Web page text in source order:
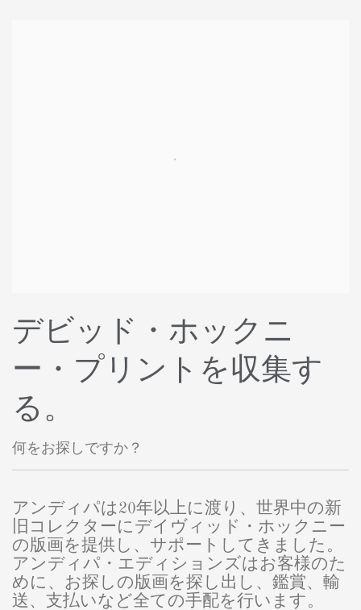
デビッド・ホックニ
ー・プリントを収集す
る。
何をお探しですか？
アンディパは20年以上に渡り、世界中の新
旧コレクターにデイヴィッド・ホックニー
の版画を提供し、サポートしてきました。
アンディパ・エディションズはお客様のた
めに、お探しの版画を探し出し、鑑賞、輸
送、支払いなど全ての手配を行います。